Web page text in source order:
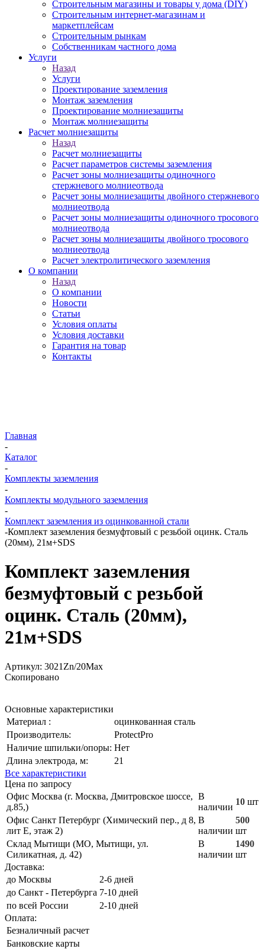
Строительным магазины и товары у дома (DIY)
Строительным интернет-магазинам и
маркетплейсам
Строительным рынкам
Собственникам частного дома
Услуги
Назад
Услуги
Проектирование заземления
Монтаж заземления
Проектирование молниезащиты
Монтаж молниезащиты
Расчет молниезащиты
Назад
Расчет молниезащиты
Расчет параметров системы заземления
Расчет зоны молниезащиты одиночного
стержневого молниеотвода
Расчет зоны молниезащиты двойного стержневого
молниеотвода
Расчет зоны молниезащиты одиночного тросового
молниеотвода
Расчет зоны молниезащиты двойного тросового
молниеотвода
Расчет электролитического заземления
О компании
Назад
О компании
Новости
Статьи
Условия оплаты
Условия доставки
Гарантия на товар
Контакты
Главная
-
Каталог
-
Комплекты заземления
-
Комплекты модульного заземления
-
Комплект заземления из оцинкованной стали
-Комплект заземления безмуфтовый с резьбой оцинк. Cталь
(20мм), 21м+SDS
Комплект заземления
безмуфтовый с резьбой
оцинк. Cталь (20мм),
21м+SDS
Артикул: 3021Zn/20Max
Скопировано
Основные характеристики
Материал :
оцинкованная сталь
Производитель:
ProtectPro
Наличие шпильки/опоры: Нет
Длина электрода, м:
21
Все характеристики
Цена по запросу
Офис Москва (г. Москва, Дмитровское шоссе,
д.85,)
В
наличии
10 шт
Офис Санкт Петербург (Химический пер., д 8,
лит Е, этаж 2)
В
наличии
500
шт
Склад Мытищи (МО, Мытищи, ул.
Силикатная, д. 42)
В
наличии
1490
шт
Доставка:
до Москвы
2-6 дней
до Санкт - Петербурга 7-10 дней
по всей России
2-10 дней
Оплата:
Безналичный расчет
Банковские карты